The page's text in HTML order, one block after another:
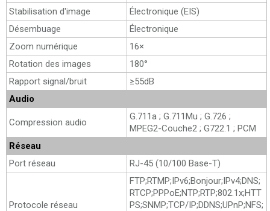
Stabilisation d'image
Électronique (EIS)
Désembuage
Électronique
Zoom numérique
16×
Rotation des images
180°
Rapport signal/bruit
≥55dB
Audio
Compression audio
G.711a ; G.711Mu ; G.726 ;
MPEG2-Couche2 ; G722.1 ; PCM
Réseau
Port réseau
RJ-45 (10/100 Base-T)
Protocole réseau
FTP;RTMP;IPv6;Bonjour;IPv4;DNS;
RTCP;PPPoE;NTP;RTP;802.1x;HTT
PS;SNMP;TCP/IP;DDNS;UPnP;NFS;